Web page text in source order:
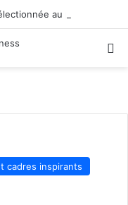
cadres inspirants